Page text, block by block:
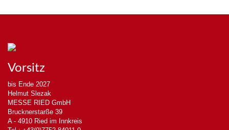
Vorsitz
bis Ende 2027
Helmut Slezak
MESSE RIED GmbH
Brucknerstarße 39
A - 4910 Ried im Innkreis